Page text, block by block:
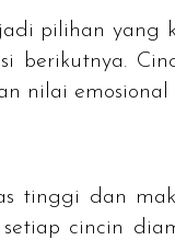
pilihan yang
berikutnya.
nilai
tinggi dan
cincin